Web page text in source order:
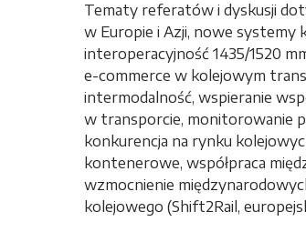
Tematy referatów i dyskusji
w Europie i Azji, nowe
interoperacyjność 1435/1520
e-commerce w kolejowym
intermodalność, wspieranie
w transporcie, monitorowanie
konkurencja na rynku
kontenerowe, współpraca
wzmocnienie
kolejowego (Shift2Rail,